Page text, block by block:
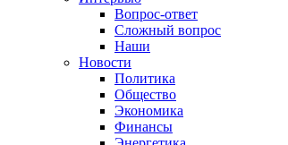
Вопрос-ответ
Сложный вопрос
Наши
Новости
Политика
Общество
Экономика
Финансы